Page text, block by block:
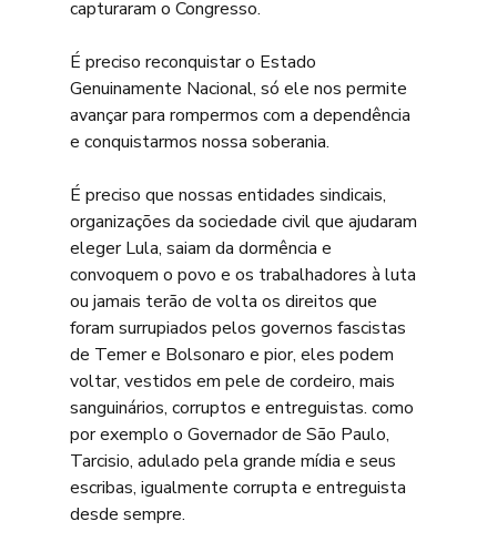
capturaram o Congresso.
É preciso reconquistar o Estado
Genuinamente Nacional, só ele nos permite
avançar para rompermos com a dependência
e conquistarmos nossa soberania.
É preciso que nossas entidades sindicais,
organizações da sociedade civil que ajudaram
eleger Lula, saiam da dormência e
convoquem o povo e os trabalhadores à luta
ou jamais terão de volta os direitos que
foram surrupiados pelos governos fascistas
de Temer e Bolsonaro e pior, eles podem
voltar, vestidos em pele de cordeiro, mais
sanguinários, corruptos e entreguistas. como
por exemplo o Governador de São Paulo,
Tarcisio, adulado pela grande mídia e seus
escribas, igualmente corrupta e entreguista
desde sempre.